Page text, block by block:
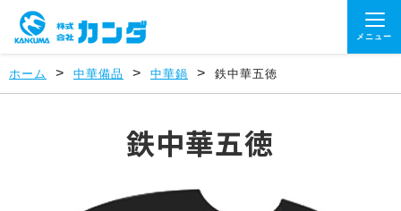
メニュー
ホーム > 中華備品 > 中華鍋 > 鉄中華五徳
鉄中華五徳